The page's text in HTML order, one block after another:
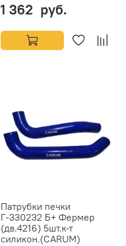
1 362 руб.
Патрубки печки
Г-330232 Б+ Фермер
(дв.4216) 5шт.к-т
силикон.(CARUM)